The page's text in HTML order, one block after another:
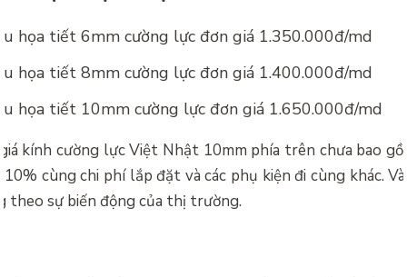
họa tiết 6mm cường lực đơn giá 1.350.000đ/md
họa tiết 8mm cường lực đơn giá 1.400.000đ/md
họa tiết 10mm cường lực đơn giá 1.650.000đ/md
kính cường lực Việt Nhật 10mm phía trên chưa bao
cùng chi phí lắp đặt và các phụ kiện đi cùng khác.
theo sự biến động của thị trường.